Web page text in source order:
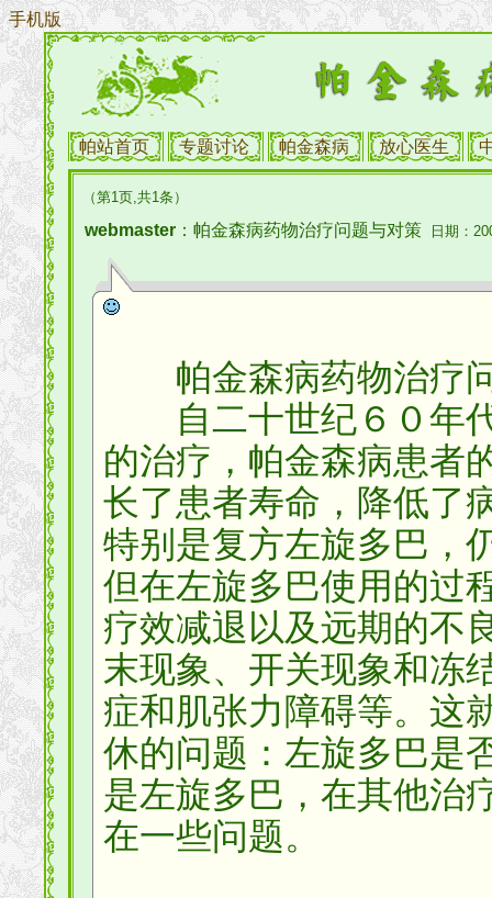
手机版
帕站首页 专题讨论 帕金森病 放心医生
（第1页,共1条）
webmaster ：帕金森病药物治疗问题与对策 日期：
帕金森病药物治疗
自二十世纪６０年代
的治疗，帕金森病患者
长了患者寿命，降低了
特别是复方左旋多巴，
但在左旋多巴使用的过
疗效减退以及远期的不
末现象、开关现象和冻
症和肌张力障碍等。这
休的问题：左旋多巴是
是左旋多巴，在其他治
在一些问题。